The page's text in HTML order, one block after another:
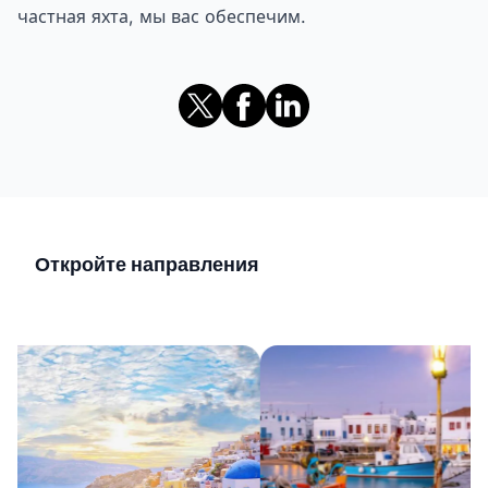
частная яхта, мы вас обеспечим.
Откройте направления